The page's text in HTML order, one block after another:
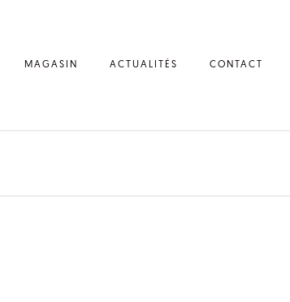
MAGASIN ACTUALITÉS CONTACT